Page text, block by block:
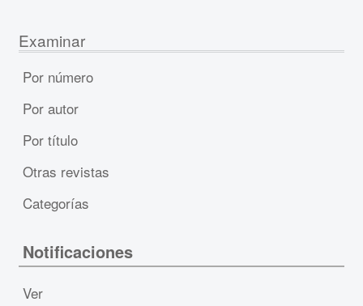
Examinar
Por número
Por autor
Por título
Otras revistas
Categorías
Notificaciones
Ver